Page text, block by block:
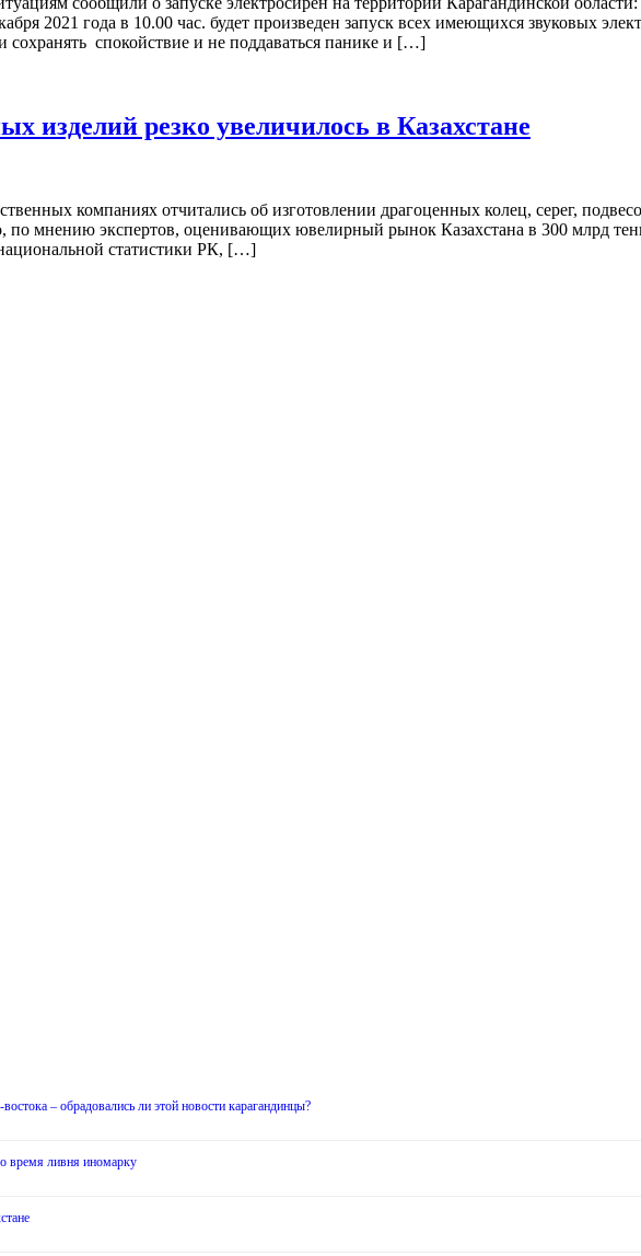
2021 года в 10.00 час. будет произведен запуск всех имеющихся звуковых
сохранять спокойствие и не поддаваться панике и […]
изделий резко увеличилось в Казахстане
компаниях отчитались об изготовлении драгоценных колец, серег,
мнению экспертов, оценивающих ювелирный рынок Казахстана в 300 млрд
статистики РК, […]
– обрадовались ли этой новости карагандинцы?
время ливня иномарку